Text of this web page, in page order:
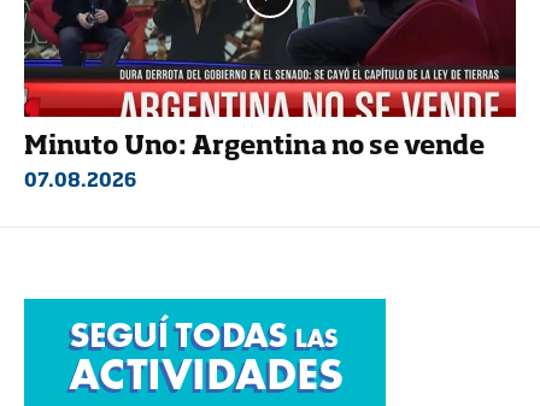
Minuto Uno: Argentina no se vende
07.08.2026